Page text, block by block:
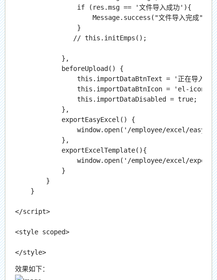
                if (res.msg == '文件导入成功'){
                    Message.success("文件导入完成")
                }
               // this.initEmps();
            },
            beforeUpload() {
                this.importDataBtnText = '正在导入';
this.importDataBtnIcon = 'el-icon-
                this.importDataDisabled = true;
            },
            exportEasyExcel() {
window.open('/employee/excel/
            },
            exportExcelTemplate(){
window.open('/employee/excel/
            }
        }
    }
</script>
<style scoped>
效果如下：